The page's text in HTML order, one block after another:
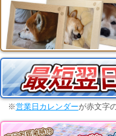
※営業日カレンダーが赤文字